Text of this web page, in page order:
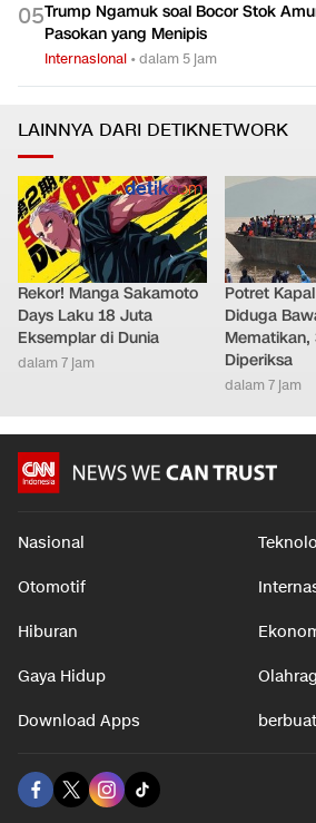
05Trump Ngamuk soal Bocor Stok
Pasokan yang Menipis
Internasional •dalam 5 jam
LAINNYA DARI DETIKNETWORK
Rekor! Manga Sakamoto
Days Laku 18 Juta
Eksemplar di Dunia
dalam 7 jam
Potret
Diduga
Diperiksa
dalam 7 jam
Nasional
Otomotif
Hiburan
Gaya Hidup
Download Apps